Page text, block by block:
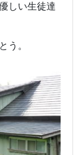
しい生徒達
う。